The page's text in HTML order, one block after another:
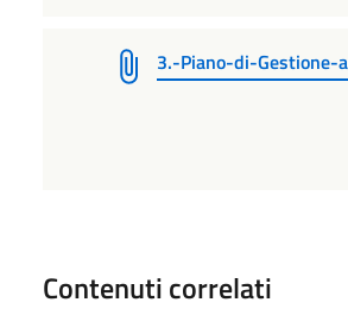
3.-Piano-di-Gestione-
Contenuti correlati